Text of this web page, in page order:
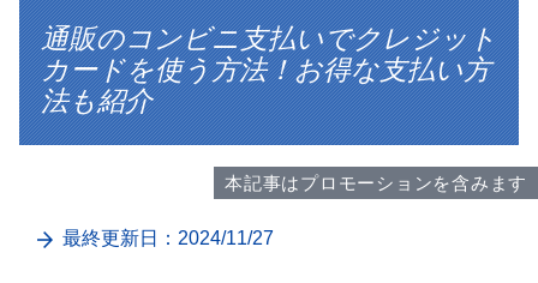
通販のコンビニ支払いでクレジット
カードを使う方法！お得な支払い方
法も紹介
本記事はプロモーションを含みます
最終更新日：2024/11/27